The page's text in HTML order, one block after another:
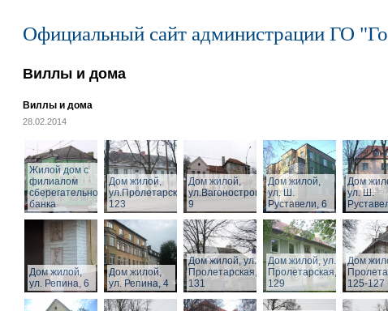
Официальный сайт администрации ГО
Виллы и дома
Виллы и дома
28.02.2014
Жилой дом с
филиалом
сберегательного
банка
Дом жилой,
ул.Пролетарская,
123
Дом жилой,
ул.Вагоностроительная,
9
Дом жилой,
ул. Ш.
Руставели, 6
Дом
ул. Ш.
Дом жилой,
ул. Репина, 6
Дом жилой,
ул. Репина, 4
Дом жилой, ул.
Пролетарская,
131
Дом жилой, ул.
Пролетарская,
129
Дом
125-127